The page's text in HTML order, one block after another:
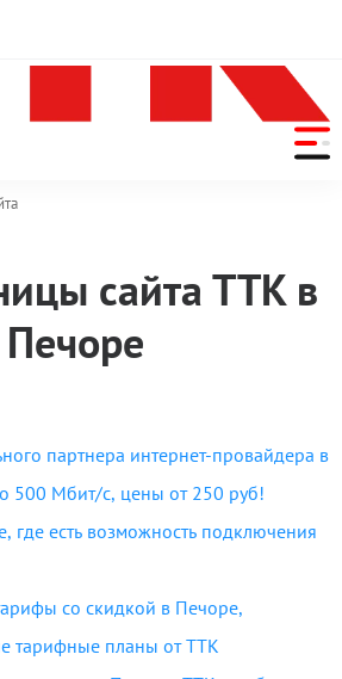
сайта ТТК в
Печоре
партнера интернет-провайдера в
500 Мбит/с, цены от 250 руб!
где есть возможность подключения
со скидкой в Печоре,
тарифные планы от ТТК